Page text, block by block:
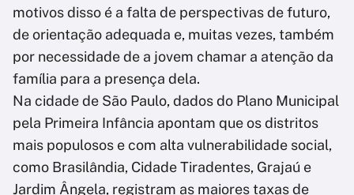
motivos disso é a falta de perspectivas de futuro,
de orientação adequada e, muitas vezes, também
por necessidade de a jovem chamar a atenção da
família para a presença dela.
Na cidade de São Paulo, dados do Plano Municipal
pela Primeira Infância apontam que os distritos
mais populosos e com alta vulnerabilidade social,
como Brasilândia, Cidade Tiradentes, Grajaú e
Jardim Ângela, registram as maiores taxas de